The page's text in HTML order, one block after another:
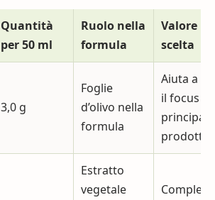
Quantità
per 50 ml
Ruolo nella
formula
Valore
scelta
3,0 g
Foglie
d’olivo nella
formula
Aiuta a
il focus
prodotto
Estratto
vegetale